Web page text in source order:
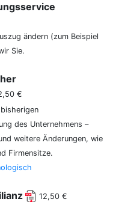
ändern (zum Beispiel
Sie.
€
des Unternehmens –
weitere Änderungen, wie
Firmensitze.
12,50 €